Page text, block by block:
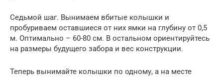
Седьмой шаг. Вынимаем вбитые колышки и
пробуриваем оставшиеся от них ямки на глубину от 0,5
м. Оптимально – 60-80 см. В остальном ориентируйтесь
на размеры будущего забора и вес конструкции.
Теперь вынимайте колышки по одному, а на месте